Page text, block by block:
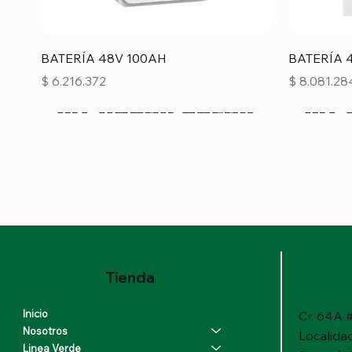
Vista rápida
BATERÍA 48V 100AH
Precio
$ 6.216.372
BATERÍA
Precio
$
Cr. 64A
Tienda
Inicio
Nosotros
Linea Verde